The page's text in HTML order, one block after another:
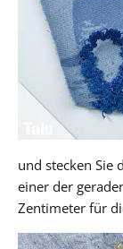
und stecken Sie
einer der
Zentimeter für